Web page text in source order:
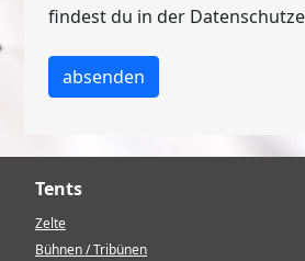
findest du in der
absenden
Tents
Zelte
Bühnen / Tribünen